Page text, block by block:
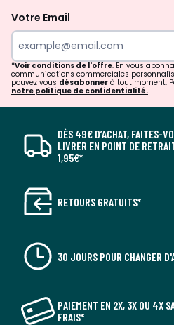
Votre Email
*Voir conditions de l'offre. En vous
communications commerciales
pouvez vous désabonner à tout moment.
notre politique de confidentialité.
DÈS 49€ D’ACHAT, FAITES-
LIVRER EN POINT DE
1,95€*
RETOURS GRATUITS*
30 JOURS POUR CHANGER
PAIEMENT EN 2X, 3X OU 4X
FRAIS*